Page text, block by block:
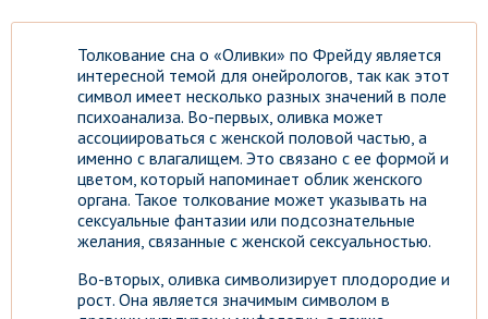
Толкование сна о «Оливки» по Фрейду является
интересной темой для онейрологов, так как этот
символ имеет несколько разных значений в поле
психоанализа. Во-первых, оливка может
ассоциироваться с женской половой частью, а
именно с влагалищем. Это связано с ее формой и
цветом, который напоминает облик женского
органа. Такое толкование может указывать на
сексуальные фантазии или подсознательные
желания, связанные с женской сексуальностью.
Во-вторых, оливка символизирует плодородие и
рост. Она является значимым символом в